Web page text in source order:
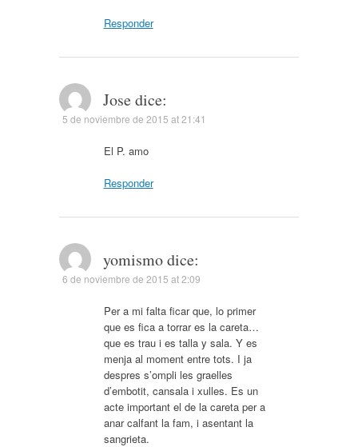
Responder
Jose dice:
5 de noviembre de 2015 at 21:41
El P. amo
Responder
yomismo dice:
6 de noviembre de 2015 at 2:09
Per a mi falta ficar que, lo primer
que es fica a torrar es la careta…
que es trau i es talla y sala. Y es
menja al moment entre tots. I ja
despres s’ompli les graelles
d’embotit, cansala i xulles. Es un
acte important el de la careta per a
anar calfant la fam, i asentant la
sangrieta.